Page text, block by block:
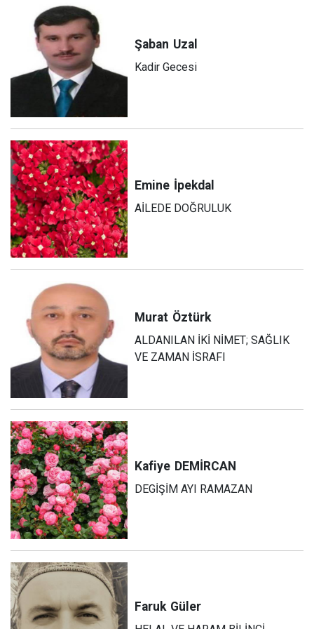
Şaban Uzal
Kadir Gecesi
Emine İpekdal
AİLEDE DOĞRULUK
Murat Öztürk
ALDANILAN İKİ NİMET; SAĞLIK
VE ZAMAN İSRAFI
Kafiye DEMİRCAN
DEGİŞİM AYI RAMAZAN
Faruk Güler